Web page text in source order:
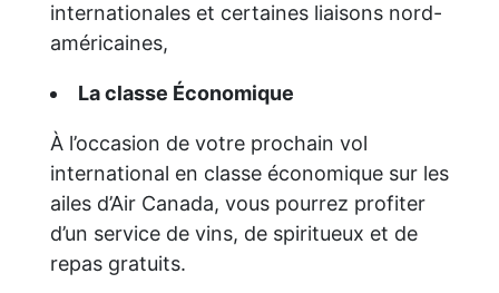
internationales et certaines liaisons nord-
américaines,
La classe Économique
À l’occasion de votre prochain vol
international en classe économique sur les
ailes d’Air Canada, vous pourrez profiter
d’un service de vins, de spiritueux et de
repas gratuits.